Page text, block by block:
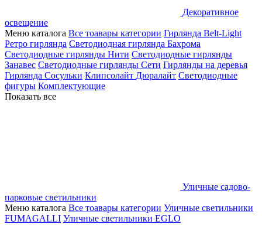
Декоративное
освещение
Меню каталога Все тоавары категории Гирлянда Belt-Light
Ретро гирлянда Светодиодная гирлянда Бахрома
Светодиодные гирлянды Нити Светодиодные гирлянды
Занавес Светодиодные гирлянды Сети Гирлянды на деревья
Гирлянда Сосульки Клипсолайт Дюралайт Светодиодные
фигуры Комплектующие
Показать все
Уличные садово-
парковые светильники
Меню каталога Все тоавары категории Уличные светильники
FUMAGALLI Уличные светильники EGLO